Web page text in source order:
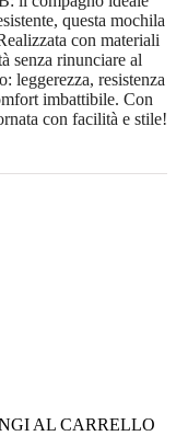
questa mochila
con materiali
senza rinunciare al
leggerezza, resistenza
imbattibile. Con
con facilità e stile!
AL CARRELLO